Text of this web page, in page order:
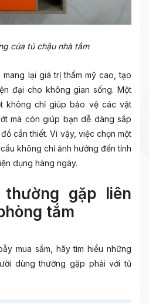
của tủ chậu nhà tắm
lại giá trị thẩm mỹ cao, tạo
đại cho không gian sống. Một
không chỉ giúp bảo vệ các vật
mà còn giúp bạn dễ dàng sắp
cần thiết. Vì vậy, việc chọn một
không chỉ ảnh hưởng đến tính
dụng hàng ngày.
gặp liên
tắm
mua sắm, hãy tìm hiểu những
dùng thường gặp phải với tủ